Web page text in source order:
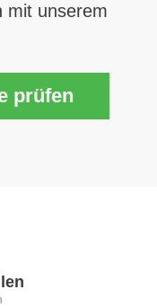
mit unserem
prüfen